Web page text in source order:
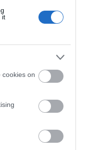
it
cookies on
a két
megyek
vagy
azt
ugyanazt
mintha